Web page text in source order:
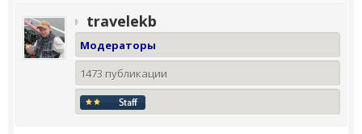
travelekb
Модераторы
1473 публикации